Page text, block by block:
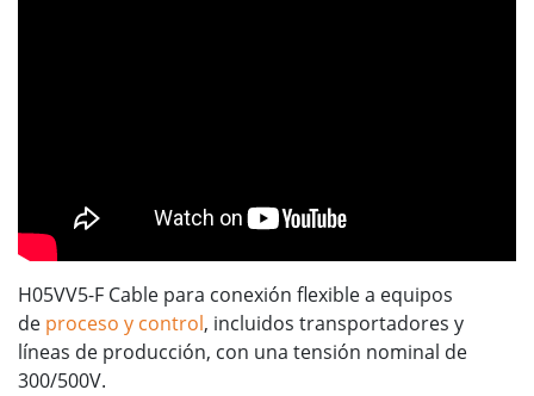
H05VV5-F Cable para conexión flexible a equipos
de proceso y control, incluidos transportadores y
líneas de producción, con una tensión nominal de
300/500V.